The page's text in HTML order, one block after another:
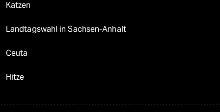
Katzen
Landtagswahl in Sachsen-Anhalt
Ceuta
Hitze